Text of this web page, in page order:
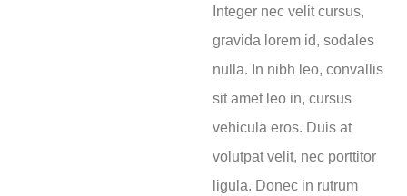
Integer nec velit cursus,
gravida lorem id, sodales
nulla. In nibh leo, convallis
sit amet leo in, cursus
vehicula eros. Duis at
volutpat velit, nec porttitor
ligula. Donec in rutrum